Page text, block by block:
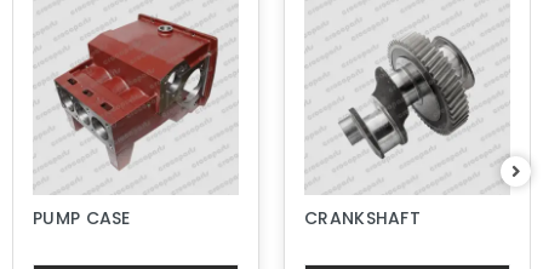
PUMP CASE CRANKSHAFT